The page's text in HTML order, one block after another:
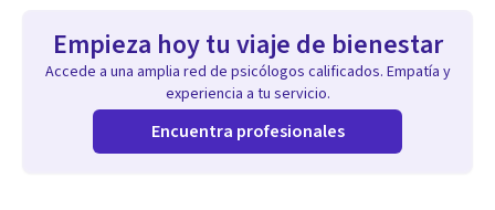
Empieza hoy tu viaje de bienestar
Accede a una amplia red de psicólogos calificados. Empatía y
experiencia a tu servicio.
Encuentra profesionales